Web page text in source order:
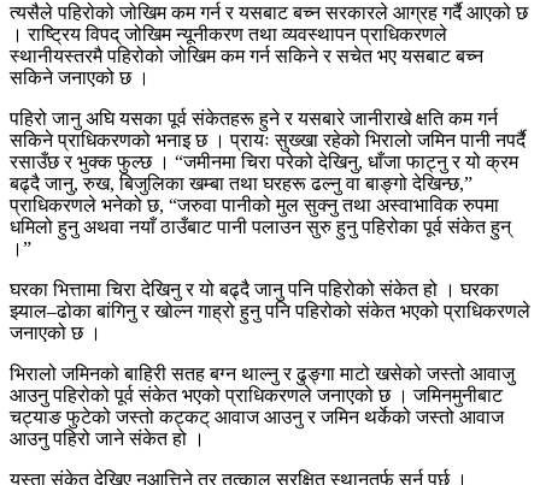
त्यसैले पहिरोको जोखिम कम गर्न र यसबाट बच्न सरकारले आग्रह गर्दै आएको छ
। राष्ट्रिय विपद् जोखिम न्यूनीकरण तथा व्यवस्थापन प्राधिकरणले
स्थानीयस्तरमै पहिरोको जोखिम कम गर्न सकिने र सचेत भए यसबाट बच्न
सकिने जनाएको छ ।
पहिरो जानु अघि यसका पूर्व संकेतहरू हुने र यसबारे जानीराखे क्षति कम गर्न
सकिने प्राधिकरणको भनाइ छ । प्रायः सुख्खा रहेको भिरालो जमिन पानी नपर्दै
रसाउँछ र भुक्क फुल्छ । “जमीनमा चिरा परेको देखिनु, धाँजा फाट्नु र यो क्रम
बढ्दै जानु, रुख, बिजुलिका खम्बा तथा घरहरू ढल्नु वा बाङ्गो देखिन्छ,”
प्राधिकरणले भनेको छ, “जरुवा पानीको मुल सुक्नु तथा अस्वाभाविक रुपमा
धमिलो हुनु अथवा नयाँ ठाउँबाट पानी पलाउन सुरु हुनु पहिरोका पूर्व संकेत हुन्
।”
घरका भित्तामा चिरा देखिनु र यो बढ्दै जानु पनि पहिरोको संकेत हो । घरका
झ्याल–ढोका बांगिनु र खोल्न गाह्रो हुनु पनि पहिरोको संकेत भएको प्राधिकरणले
जनाएको छ ।
भिरालो जमिनको बाहिरी सतह बग्न थाल्नु र ढुङ्गा माटो खसेको जस्तो आवाजु
आउनु पहिरोको पूर्व संकेत भएको प्राधिकरणले जनाएको छ । जमिनमुनीबाट
चट्याङ फुटेको जस्तो कट्कट् आवाज आउनु र जमिन थर्केको जस्तो आवाज
आउनु पहिरो जाने संकेत हो ।
यस्ता संकेत देखिए नआत्तिने तर तत्काल सुरक्षित स्थानतर्फ सर्नु पर्छ ।